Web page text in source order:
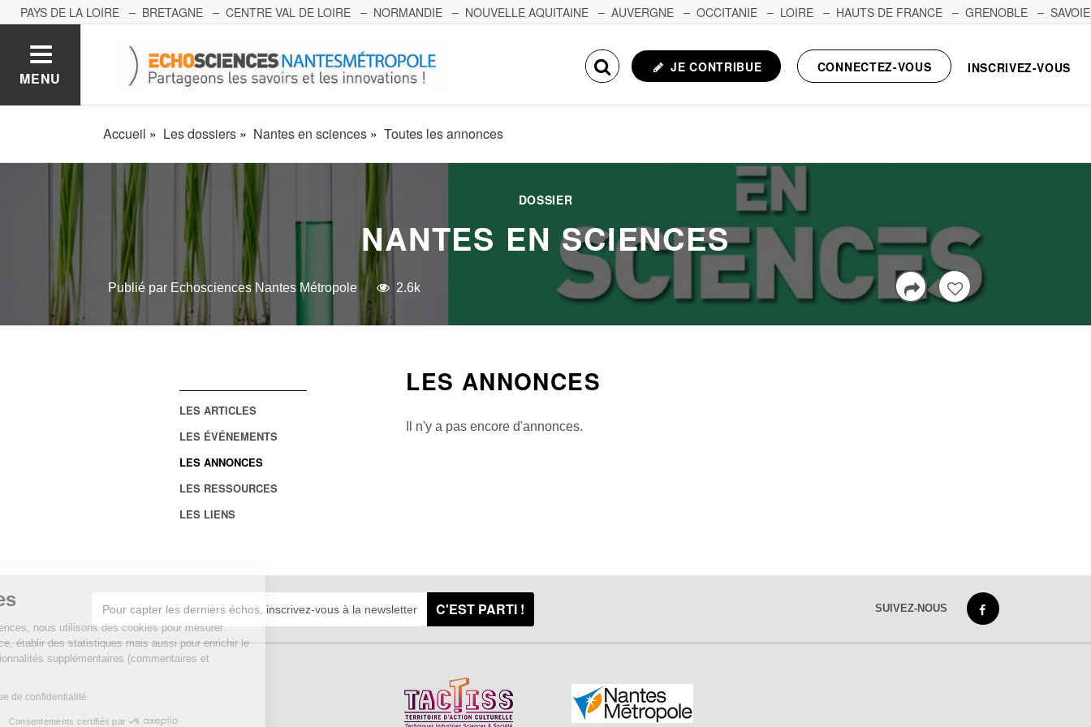
Sur Echosciences, nous utilisons des cookies pour mesurer
notre audience, établir des statistiques mais aussi pour enrichir le
site de fonctionnalités supplémentaires (commentaires et
Lire la politique de confidentialité
Consentements certifiés par
PAYS DE LA LOIRE BRETAGNE CENTRE VAL DE LOIRE NORMANDIE NOUVELLE AQUITAINE AUVERGNE OCCITANIE LOIRE HAUTS DE FRANCE GRENOBLE
SAVOIE
MENU
JE CONTRIBUE CONNECTEZ-VOUS INSCRIVEZ-VOUS
Accueil Les dossiers Nantes en sciences Toutes les annonces
DOSSIER
NANTES EN SCIENCES
Publié par Echosciences Nantes Métropole 2.6k
LES ARTICLES
LES ÉVÉNEMENTS
LES ANNONCES
LES RESSOURCES
LES LIENS
LES ANNONCES
Il n'y a pas encore d'annonces.
C'EST PARTI ! SUIVEZ-NOUS